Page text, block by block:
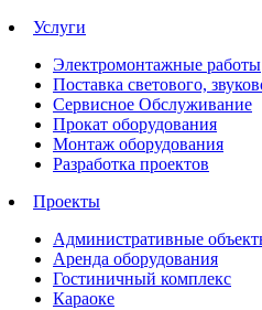
Услуги
Электромонтажные работы
Поставка светового,
Сервисное Обслуживание
Прокат оборудования
Монтаж оборудования
Разработка проектов
Проекты
Административные
Аренда оборудования
Гостиничный комплекс
Караоке